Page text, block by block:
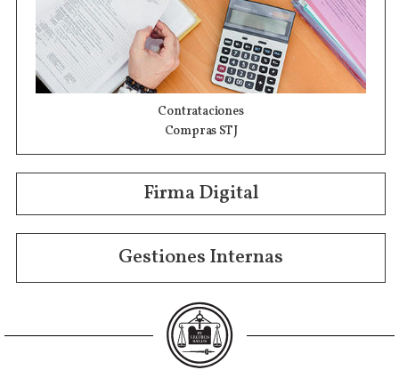
Contrataciones
Compras STJ
Firma Digital
Gestiones Internas